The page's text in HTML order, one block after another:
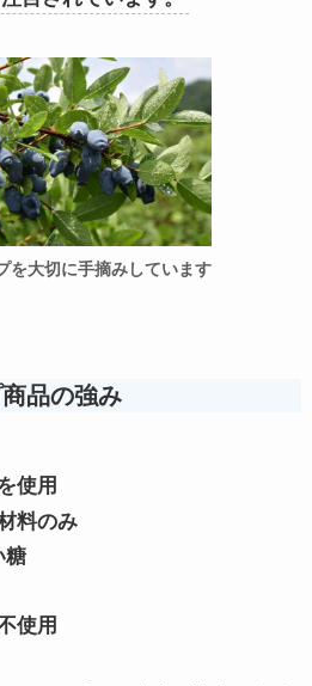
を大切に手摘みしています
品の強み
使用
料のみ
糖
使用